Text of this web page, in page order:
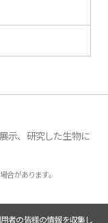
示、研究した生物に
があります。
者の皆様の情報を収集し